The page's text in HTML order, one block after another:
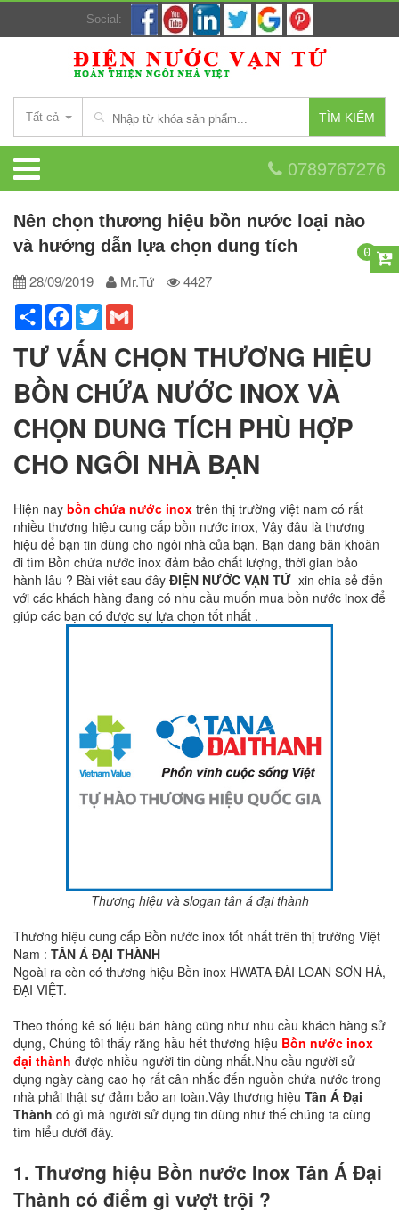
Social:
TÌM KIẾM
Tất cả
0
0789767276
Nên chọn thương hiệu bồn nước loại nào
và hướng dẫn lựa chọn dung tích
28/09/2019 Mr.Tứ 4427
Share Facebook
Twitter
TƯ VẤN CHỌN THƯƠNG HIỆU
BỒN CHỨA NƯỚC INOX VÀ
CHỌN DUNG TÍCH PHÙ HỢP
CHO NGÔI NHÀ BẠN
Hiện nay bồn chứa nước inox trên thị trường việt nam có rất
nhiều thương hiệu cung cấp bồn nước inox, Vậy đâu là thương
hiệu để bạn tin dùng cho ngôi nhà của bạn. Bạn đang băn khoăn
đi tìm Bồn chứa nước inox đảm bảo chất lượng, thời gian bảo
hành lâu ? Bài viết sau đây ĐIỆN NƯỚC VẠN TỨ xin chia sẻ đến
với các khách hàng đang có nhu cầu muốn mua bồn nước inox để
giúp các bạn có được sự lựa chọn tốt nhất .
Thương hiệu và slogan tân á đại thành
Thương hiệu cung cấp Bồn nước inox tốt nhất trên thị trường Việt
Nam : TÂN Á ĐẠI THÀNH
Ngoài ra còn có thương hiệu Bồn inox HWATA ĐÀI LOAN SƠN HÀ,
ĐẠI VIỆT.
Theo thống kê số liệu bán hàng cũng như nhu cầu khách hàng sử
dụng, Chúng tôi thấy rằng hầu hết thương hiệu Bồn nước inox
đại thành được nhiều người tin dùng nhất.Nhu cầu người sử
dụng ngày càng cao họ rất cân nhắc đến nguồn chứa nước trong
nhà phải thật sự đảm bảo an toàn.Vậy thương hiệu Tân Á Đại
Thành có gì mà người sử dụng tin dùng như thế chúng ta cùng
tìm hiểu dưới đây.
1. Thương hiệu Bồn nước Inox Tân Á Đại
Thành có điểm gì vượt trội ?